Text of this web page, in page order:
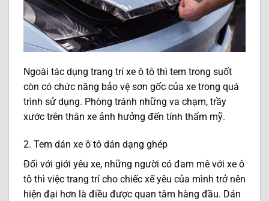
Ngoài tác dụng trang trí xe ô tô thì tem trong suốt
còn có chức năng bảo vệ sơn gốc của xe trong quá
trình sử dụng. Phòng tránh những va chạm, trầy
xước trên thân xe ảnh hưởng đến tính thẩm mỹ.
2. Tem dán xe ô tô dán dạng ghép
Đối với giới yêu xe, những người có đam mê với xe ô
tô thì việc trang trí cho chiếc xế yêu của mình trở nên
hiện đại hơn là điều được quan tâm hàng đầu. Dán